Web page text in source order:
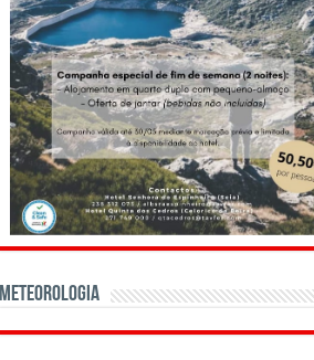
Meteorologia